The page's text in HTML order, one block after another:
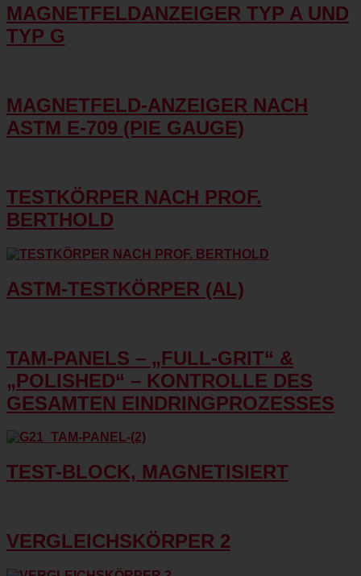
MAGNETFELDANZEIGER TYP A UND
TYP G
MAGNETFELD-ANZEIGER NACH
ASTM E-709 (PIE GAUGE)
TESTKÖRPER NACH PROF.
BERTHOLD
ASTM-TESTKÖRPER (AL)
TAM-PANELS – „FULL-GRIT“ &
„POLISHED“ – KONTROLLE DES
GESAMTEN EINDRINGPROZESSES
TEST-BLOCK, MAGNETISIERT
VERGLEICHSKÖRPER 2